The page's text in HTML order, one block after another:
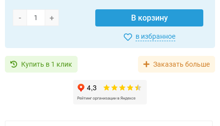
- + В корзину
в избранное
Купить в 1 клик Заказать больше